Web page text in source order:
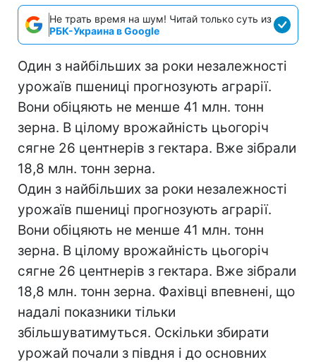
Не трать время на шум! Читай только суть из
РБК-Украина в Google
Один з найбільших за роки незалежності
урожаїв пшениці прогнозують аграрії.
Вони обіцяють не менше 41 млн. тонн
зерна. В цілому врожайність цьогоріч
сягне 26 центнерів з гектара. Вже зібрали
18,8 млн. тонн зерна.
Один з найбільших за роки незалежності
урожаїв пшениці прогнозують аграрії.
Вони обіцяють не менше 41 млн. тонн
зерна. В цілому врожайність цьогоріч
сягне 26 центнерів з гектара. Вже зібрали
18,8 млн. тонн зерна. Фахівці впевнені, що
надалі показники тільки
збільшуватимуться. Оскільки збирати
урожай почали з півдня і до основних